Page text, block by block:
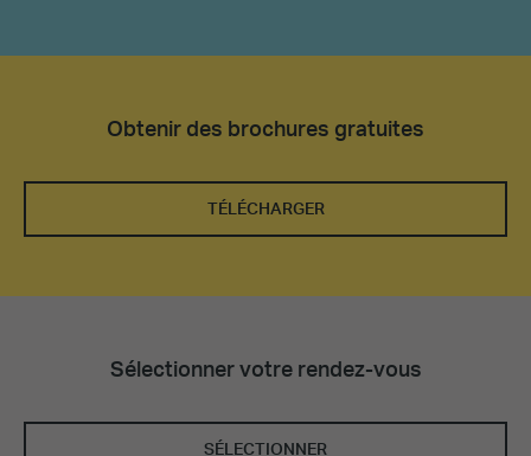
Obtenir des brochures gratuites
TÉLÉCHARGER
Sélectionner votre rendez-vous
SÉLECTIONNER